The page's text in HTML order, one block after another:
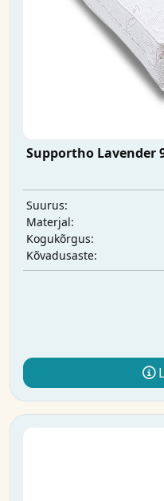
Supportho Lavender
Suurus:
Materjal:
Kogukõrgus:
Kõvadusaste: